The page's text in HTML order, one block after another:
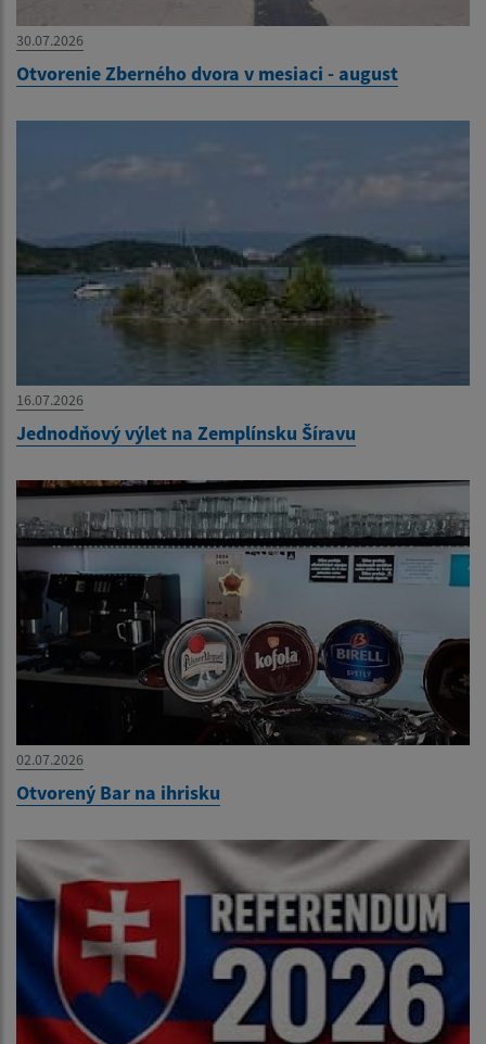
30.07.2026
Otvorenie Zberného dvora v mesiaci - august
16.07.2026
Jednodňový výlet na Zemplínsku Šíravu
02.07.2026
Otvorený Bar na ihrisku